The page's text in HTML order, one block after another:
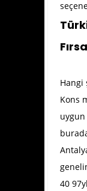
Hangi
Kons
uygun
40